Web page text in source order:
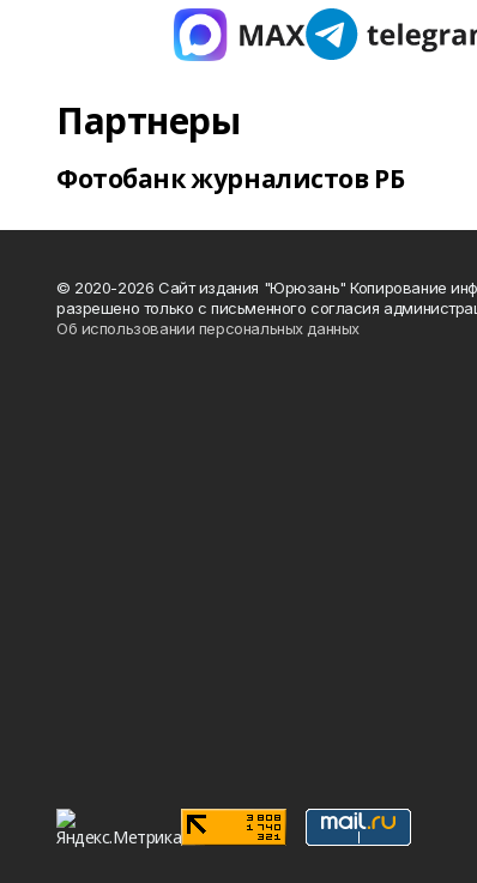
Партнеры
Фотобанк журналистов РБ
© 2020-2026 Сайт издания "Юрюзань" Копирование
разрешено только с письменного согласия
Об использовании персональных данных